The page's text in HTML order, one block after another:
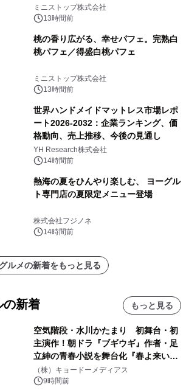
クーポンもらえる！※1
ミニストップ株式会社
13時間前
桃の香り広がる、幸せパフェ。完熟白
桃パフェ／得盛白桃パフェ
ミニストップ株式会社
13時間前
世界ハンドメイドマットレス市場レポ
ート2026-2032：企業ランキング、価
格動向、売上推移、今後の見通し
YH Research株式会社
14時間前
熱海の夏をひんやり楽しむ、 ヨーグル
ト専門店の夏限定メニュー登場
株式会社フジノネ
14時間前
グルメの新着をもっと見る
の新着 もっと見る
空気階段・水川かたまり 初舞台・初
主演作！朝ドラ『ブギウギ』作者・足
立紳の青春小説を舞台化『春よ来い、
マジで来い』キービジュアル解禁！
（株）キョードーメディアス
9時間前